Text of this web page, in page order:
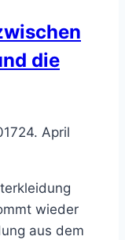
die
24. April
wieder
aus dem